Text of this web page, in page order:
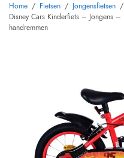
Home / Fietsen / Jongensfietsen /
Disney Cars Kinderfiets – Jongens
handremmen